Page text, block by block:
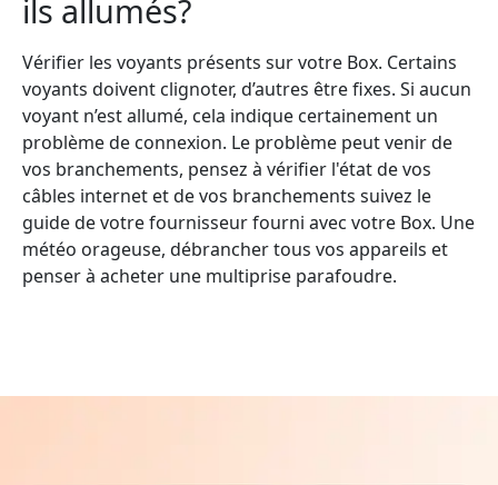
ils allumés?
Vérifier les voyants présents sur votre Box. Certains
voyants doivent clignoter, d’autres être fixes. Si aucun
voyant n’est allumé, cela indique certainement un
problème de connexion. Le problème peut venir de
vos branchements, pensez à vérifier l'état de vos
câbles internet et de vos branchements suivez le
guide de votre fournisseur fourni avec votre Box. Une
météo orageuse, débrancher tous vos appareils et
penser à acheter une multiprise parafoudre.